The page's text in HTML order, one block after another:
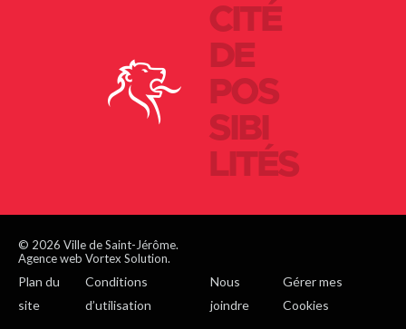
CITÉ
DE
POS
SIBI
LITÉS
© 2026 Ville de Saint-Jérôme.
Agence web Vortex Solution.
Plan du
site
Conditions
d’utilisation
Nous
joindre
Gérer mes
Cookies